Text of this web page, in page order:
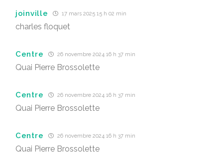
joinville 17 mars 2025 15 h 02 min
charles floquet
Centre 26 novembre 2024 16 h 37 min
Quai Pierre Brossolette
Centre 26 novembre 2024 16 h 37 min
Quai Pierre Brossolette
Centre 26 novembre 2024 16 h 37 min
Quai Pierre Brossolette